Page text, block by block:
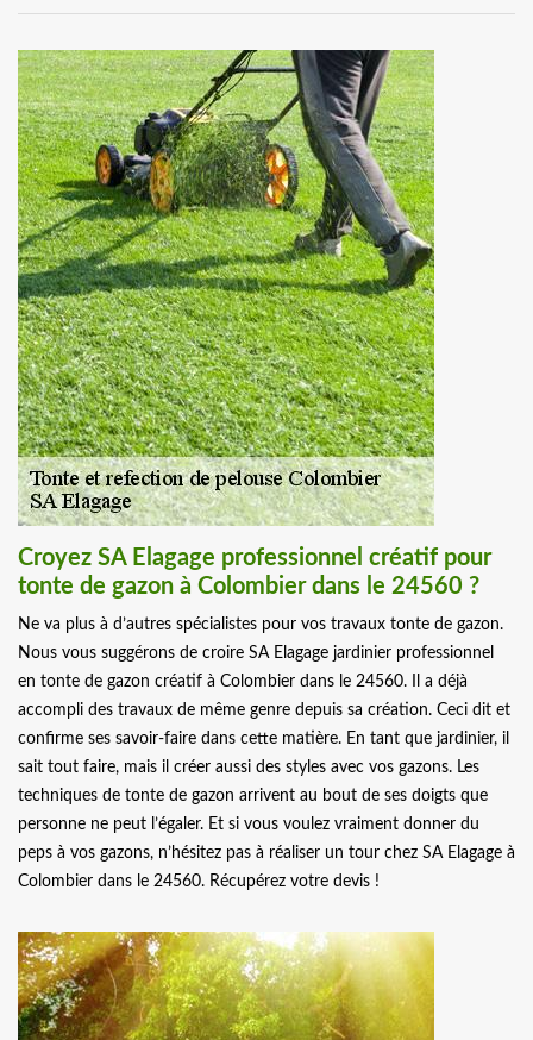
Croyez SA Elagage professionnel créatif pour
tonte de gazon à Colombier dans le 24560 ?
Ne va plus à d’autres spécialistes pour vos travaux tonte de gazon.
Nous vous suggérons de croire SA Elagage jardinier professionnel
en tonte de gazon créatif à Colombier dans le 24560. Il a déjà
accompli des travaux de même genre depuis sa création. Ceci dit et
confirme ses savoir-faire dans cette matière. En tant que jardinier, il
sait tout faire, mais il créer aussi des styles avec vos gazons. Les
techniques de tonte de gazon arrivent au bout de ses doigts que
personne ne peut l’égaler. Et si vous voulez vraiment donner du
peps à vos gazons, n’hésitez pas à réaliser un tour chez SA Elagage à
Colombier dans le 24560. Récupérez votre devis !